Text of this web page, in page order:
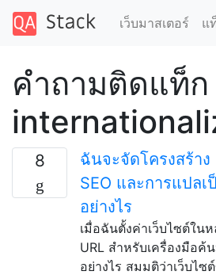
เว็บมาสเตอร์ แ
คำถามติดแท็ก
8
ฉันจะจัดโครงสร้าง
SEO และการแปล
อย่างไร
เมื่อฉันตั้งค่าเว็บไซต์ใน
URL สำหรับเครื่องมือค้
อย่างไร สมมติว่าเว็บไซ